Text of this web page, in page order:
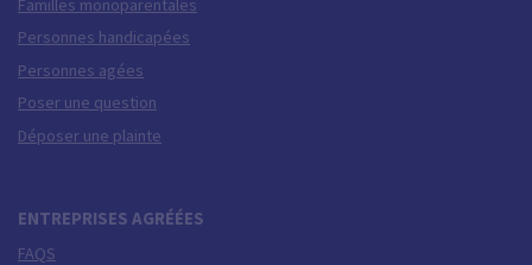
Personnes handicapées
Personnes agées
Poser une question
Déposer une plainte
ENTREPRISES AGRÉÉES
FAQS